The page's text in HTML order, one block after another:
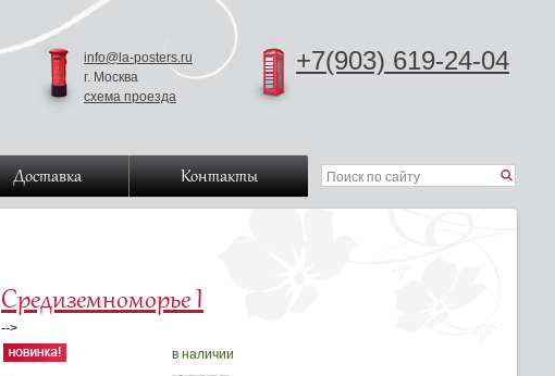
+7(903) 619-24-04
info@la-posters.ru
г. Москва
схема проезда
Доставка Контакты
Средиземноморье I
-->
в наличии